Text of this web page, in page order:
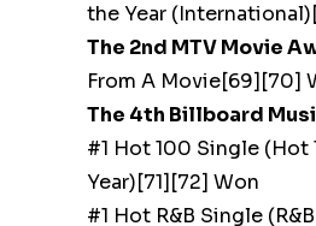
the Year
The 2nd MTV Movie
From A Movie[69][70]
The 4th Billboard
#1 Hot 100 Single
Year)[71][72] Won
#1 Hot R&B Single